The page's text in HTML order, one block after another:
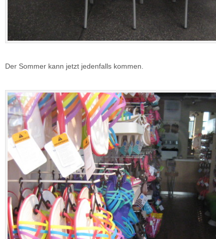
Der Sommer kann jetzt jedenfalls kommen.